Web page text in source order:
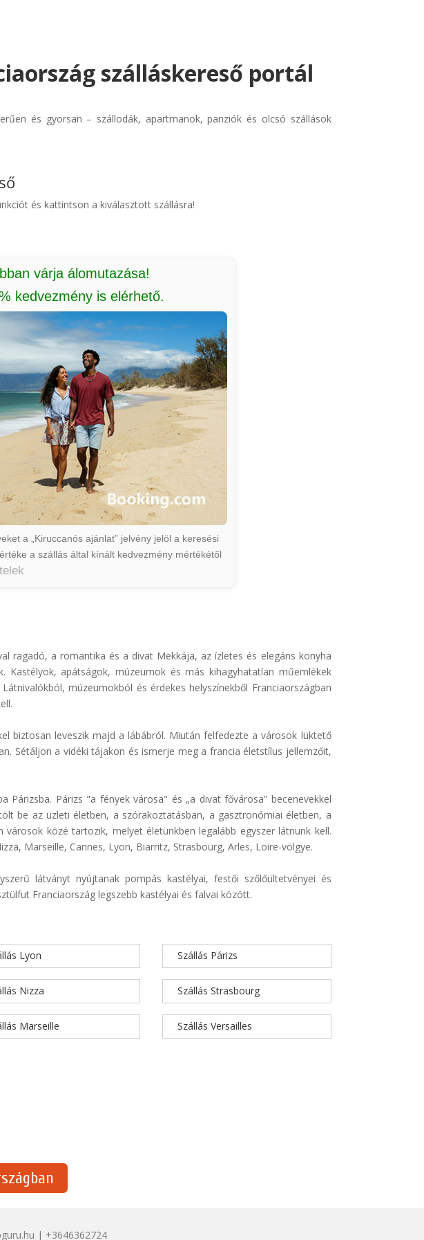
szálláskereső portál
és gyorsan – szállodák, apartmanok, panziók és olcsó szállások
és kattintson a kiválasztott szállásra!
várja álomutazása!
kedvezmény is elérhető.
a „Kiruccanós ajánlat” jelvény jelöl a keresési
a szállás által kínált kedvezmény mértékétől
ragadó, a romantika és a divat Mekkája, az ízletes és elegáns konyha
apátságok, múzeumok és más kihagyhatatlan műemlékek
múzeumokból és érdekes helyszínekből Franciaországban
biztosan leveszik majd a lábábról. Miután felfedezte a városok lüktető
Sétáljon a vidéki tájakon és ismerje meg a francia életstílus jellemzőit,
Párizs "a fények városa" és „a divat fővárosa” becenevekkel
be az üzleti életben, a szórakoztatásban, a gasztronómiai életben, a
közé tartozik, melyet életünkben legalább egyszer látnunk kell.
Marseille, Cannes, Lyon, Biarritz, Strasbourg, Arles, Loire-völgye.
látványt nyújtanak pompás kastélyai, festői szőlőültetvényei és
Franciaország legszebb kastélyai és falvai között.
Lyon
Nizza
Marseille
Szállás Párizs
Szállás Strasbourg
Szállás Versailles
| +3646362724